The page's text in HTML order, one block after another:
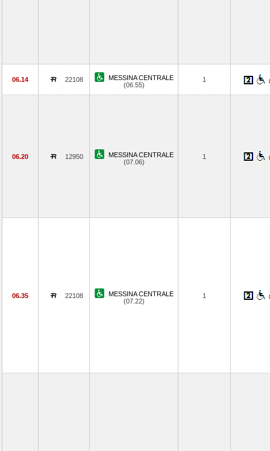
06.14 22108
MESSINA CENTRALE
(06.55)
1
06.20 12950
MESSINA CENTRALE
(07.06)
1
06.35 22108
MESSINA CENTRALE
(07.22)
1